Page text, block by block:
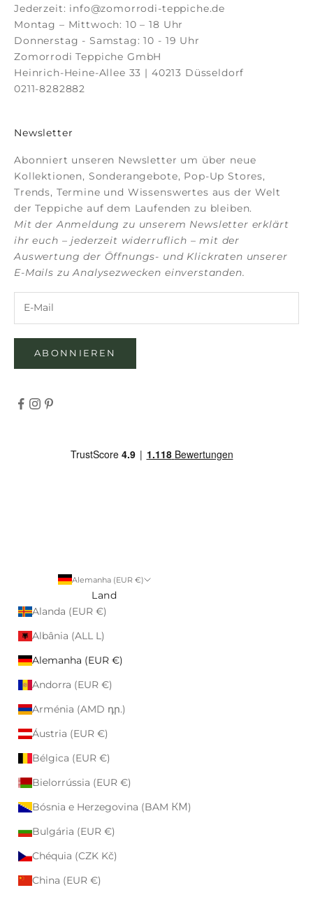
Jederzeit: info@zomorrodi-teppiche.de
Montag – Mittwoch: 10 – 18 Uhr
Donnerstag - Samstag: 10 - 19 Uhr
Zomorrodi Teppiche GmbH
Heinrich-Heine-Allee 33 | 40213 Düsseldorf
0211-8282882
Newsletter
Abonniert unseren Newsletter um über neue
Kollektionen, Sonderangebote, Pop-Up Stores,
Trends, Termine und Wissenswertes aus der Welt
der Teppiche auf dem Laufenden zu bleiben.
Mit der Anmeldung zu unserem Newsletter erklärt
ihr euch – jederzeit widerruflich – mit der
Auswertung der Öffnungs- und Klickraten unserer
E-Mails zu Analysezwecken einverstanden.
ABONNIEREN
Alemanha (EUR €)
Land
Alanda (EUR €)
Albânia (ALL L)
Alemanha (EUR €)
Andorra (EUR €)
Arménia (AMD դր.)
Áustria (EUR €)
Bélgica (EUR €)
Bielorrússia (EUR €)
Bósnia e Herzegovina (BAM КМ)
Bulgária (EUR €)
Chéquia (CZK Kč)
China (EUR €)